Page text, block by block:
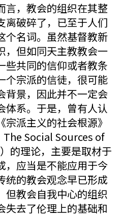
言，教会的组织在其整
离破碎了，已至于人们
名词。虽然基督教新
，但如同天主教教会一
些共同的信仰或者教条
个宗派的信徒，很可能
背景，因此并不一定会
体系。于是，曾有人认
派主义的社会根源》
The Social Sources of
的理论，主要是取材于
，应当是不能应用于今
统的教会观念早已形成
但教会自我中心的组织
失去了伦理上的基础和